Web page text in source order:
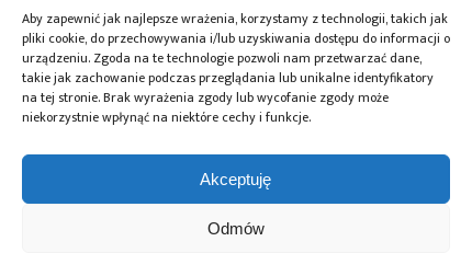
Aby zapewnić jak najlepsze wrażenia, korzystamy z technologii, takich jak
pliki cookie, do przechowywania i/lub uzyskiwania dostępu do informacji o
urządzeniu. Zgoda na te technologie pozwoli nam przetwarzać dane,
takie jak zachowanie podczas przeglądania lub unikalne identyfikatory
na tej stronie. Brak wyrażenia zgody lub wycofanie zgody może
niekorzystnie wpłynąć na niektóre cechy i funkcje.
Akceptuję
Odmów
Przeczytaj również:
Profesjonalny
HT16K24 od
Holtek –
Milesight WT101 –